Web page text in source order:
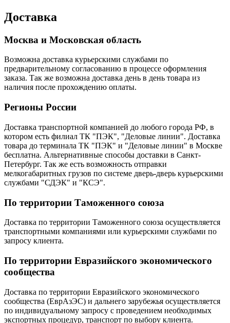
Доставка
Москва и Московская область
Возможна доставка курьерскими службами по
предварительному согласованию в процессе оформления
заказа. Так же возможна доставка день в день товара из
наличия после прохождению оплаты.
Регионы России
Доставка транспортной компанией до любого города РФ, в
котором есть филиал ТК "ПЭК", "Деловые линии". Доставка
товара до терминала ТК "ПЭК" и "Деловые линии" в Москве
бесплатна. Альтернативные способы доставки в Санкт-
Петербург. Так же есть возможность отправки
мелкогабаритных грузов по системе дверь-дверь курьерскими
службами "СДЭК" и "КСЭ".
По территории Таможенного союза
Доставка по территории Таможенного союза осуществляется
транспортными компаниями или курьерскими службами по
запросу клиента.
По территории Евразийского экономического
сообщества
Доставка по территории Евразийского экономического
сообщества (ЕврАзЭС) и дальнего зарубежья осуществляется
по индивидуальному запросу с проведением необходимых
экспортных процедур, транспорт по выбору клиента.